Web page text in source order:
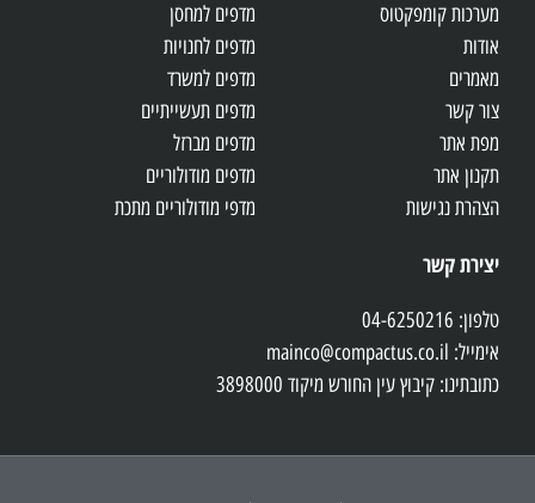
מערכות קומפקטוס
אודות
מאמרים
צור קשר
מפת אתר
תקנון אתר
הצהרת נגישות
מדפים למחסן
מדפים לחנויות
מדפים למשרד
מדפים תעשייתיים
מדפים מברזל
מדפים מודולוריים
מדפי מודולוריים מתכת
יצירת קשר
טלפון: 04-6250216
אימייל: mainco@compactus.co.il
כתובתינו: קיבוץ עין החורש מיקוד 3898000